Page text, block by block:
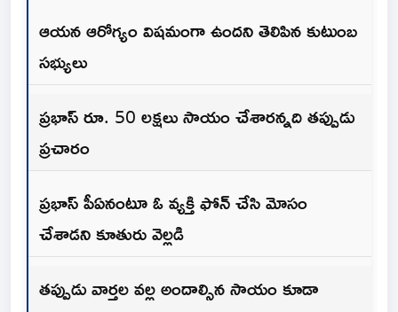
ఆయన ఆరోగ్యం విషమంగా ఉందని తెలిపిన కుటుంబ
సభ్యులు
ప్రభాస్ రూ. 50 లక్షలు సాయం చేశారన్నది తప్పుడు
ప్రచారం
ప్రభాస్ పీఏనంటూ ఓ వ్యక్తి ఫోన్ చేసి మోసం
చేశాడని కూతురు వెల్లడి
తప్పుడు వార్తల వల్ల అందాల్సిన సాయం కూడా